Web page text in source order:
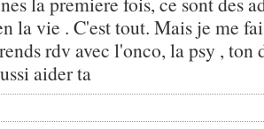
la vie . C'est tout. Mais je me
rdv avec l'onco, la psy , ton
aider ta